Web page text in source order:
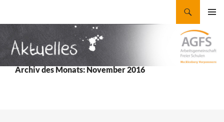
springen
MENÜ
Archiv des Monats: November 2016